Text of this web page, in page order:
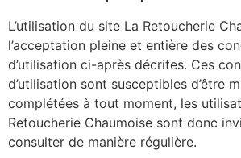
L’utilisation du site La Retoucherie
l’acceptation pleine et entière des
d’utilisation ci-après décrites. Ces
d’utilisation sont susceptibles d’être
complétées à tout moment, les
Retoucherie Chaumoise sont donc
consulter de manière régulière.